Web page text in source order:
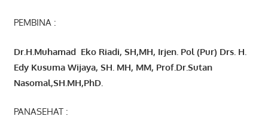
PEMBINA :
Dr.H.Muhamad Eko Riadi, SH,MH, Irjen. Pol (Pur) Drs. H.
Edy Kusuma Wijaya, SH. MH, MM, Prof. Dr.Sutan
Nasomal,SH.MH,PhD.
PANASEHAT :